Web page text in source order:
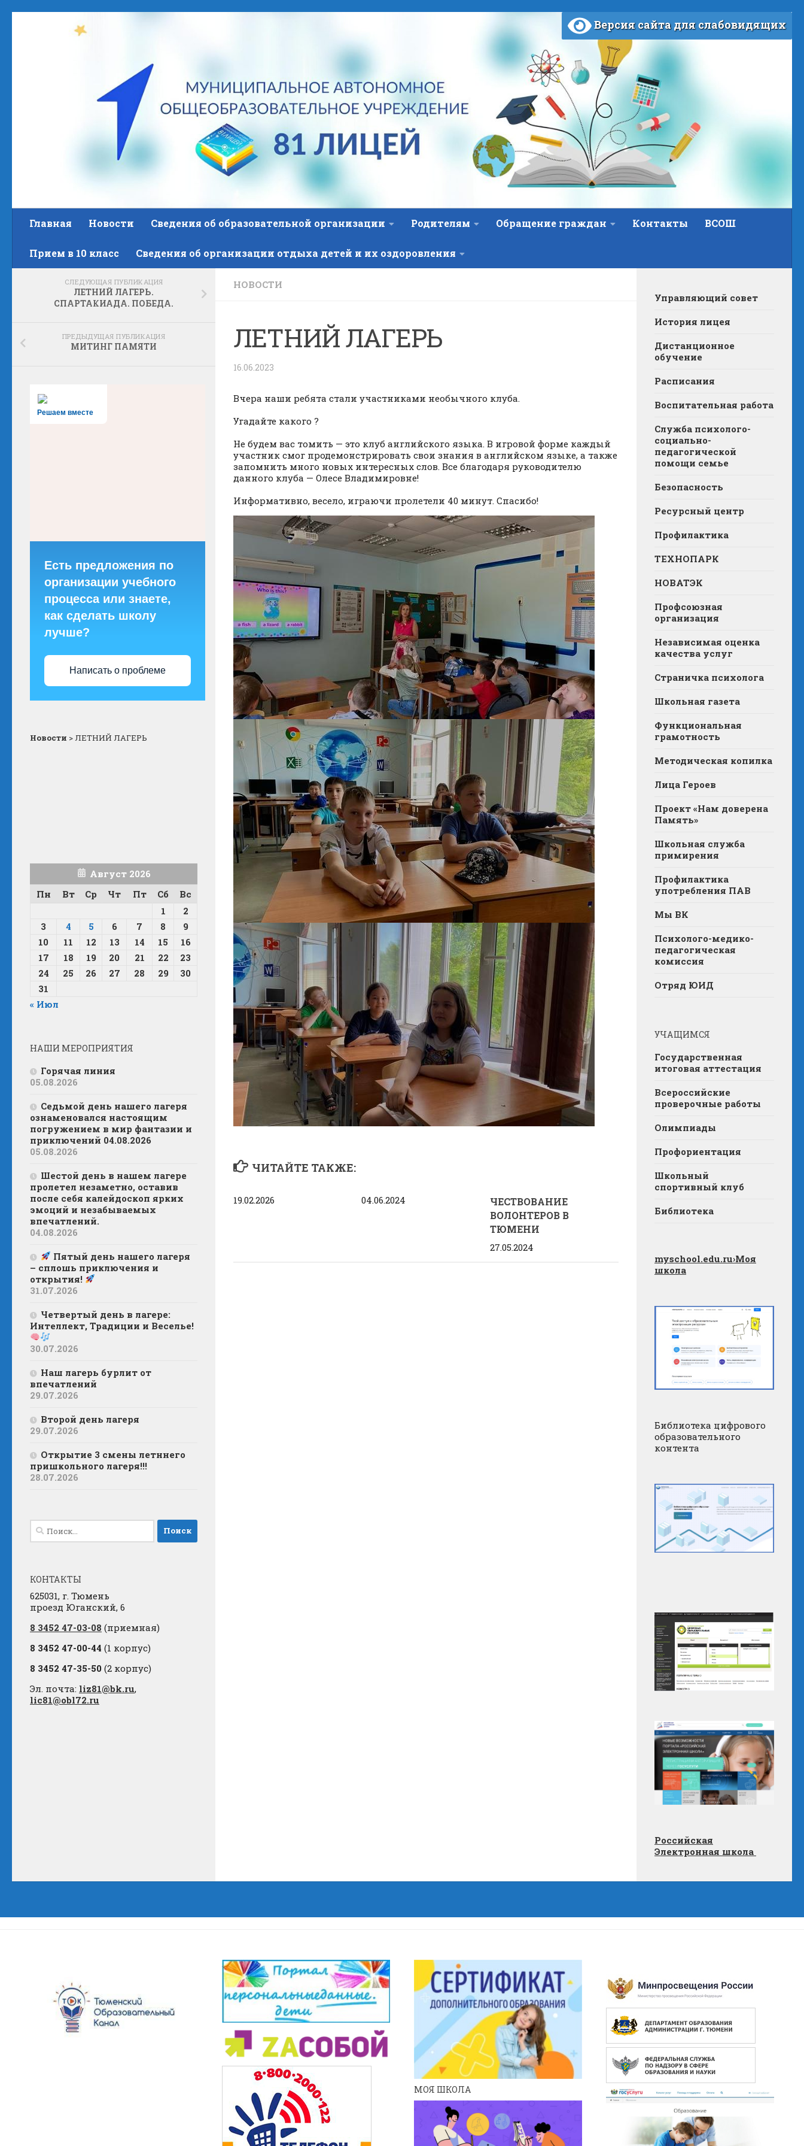
Версия сайта для слабовидящих
Главная Новости Сведения об образовательной организации Родителям Обращение граждан Контакты ВСОШ
Прием в 10 класс Сведения об организации отдыха детей и их оздоровления
НОВОСТИ
ЛЕТНИЙ ЛАГЕРЬ
16.06.2023
Вчера наши ребята стали участниками необычного клуба.
Угадайте какого ?
Не будем вас томить — это клуб английского языка. В игровой форме каждый
участник смог продемонстрировать свои знания в английском языке, а также
запомнить много новых интересных слов. Все благодаря руководителю
данного клуба — Олесе Владимировне!
Информативно, весело, играючи пролетели 40 минут. Спасибо!
ЧИТАЙТЕ ТАКЖЕ:
19.02.2026 04.06.2024
ЧЕСТВОВАНИЕ
ВОЛОНТЕРОВ В
ТЮМЕНИ
27.05.2024
СЛЕДУЮЩАЯ ПУБЛИКАЦИЯ
ЛЕТНИЙ ЛАГЕРЬ.
СПАРТАКИАДА. ПОБЕДА.
ПРЕДЫДУЩАЯ ПУБЛИКАЦИЯ
МИТИНГ ПАМЯТИ
Решаем вместе
Есть предложения по
организации учебного
процесса или знаете,
как сделать школу
лучше?
Написать о проблеме
Новости >ЛЕТНИЙ ЛАГЕРЬ
Август 2026
Пн
Вт Ср Чт Пт Сб
Вс
1
2
3
4 5 6 7 8
9
10
11 12 13 14 15
16
17
18 19 20 21 22
23
24
25 26 27 28 29
30
31
« Июл
НАШИ МЕРОПРИЯТИЯ
Горячая линия
05.08.2026
Седьмой день нашего лагеря
ознаменовался настоящим
погружением в мир фантазии и
приключений 04.08.2026
05.08.2026
Шестой день в нашем лагере
пролетел незаметно, оставив
после себя калейдоскоп ярких
эмоций и незабываемых
впечатлений.
04.08.2026
Пятый день нашего лагеря
– сплошь приключения и
открытия!
31.07.2026
Четвертый день в лагере:
Интеллект, Традиции и Веселье!
30.07.2026
Наш лагерь бурлит от
впечатлений
29.07.2026
Второй день лагеря
29.07.2026
Открытие 3 смены летннего
пришкольного лагеря!!!
28.07.2026
Найти:
КОНТАКТЫ
625031, г. Тюмень
проезд Юганский, 6
8 3452 47-03-08 (приемная)
8 3452 47-00-44 (1 корпус)
8 3452 47-35-50 (2 корпус)
Эл. почта: liz81@bk.ru,
lic81@obl72.ru
Управляющий совет
История лицея
Дистанционное
обучение
Расписания
Воспитательная работа
Служба психолого-
социально-
педагогической
помощи семье
Безопасность
Ресурсный центр
Профилактика
ТЕХНОПАРК
НОВАТЭК
Профсоюзная
организация
Независимая оценка
качества услуг
Страничка психолога
Школьная газета
Функциональная
грамотность
Методическая копилка
Лица Героев
Проект «Нам доверена
Память»
Школьная служба
примирения
Профилактика
употребления ПАВ
Мы ВК
Психолого-медико-
педагогическая
комиссия
Отряд ЮИД
УЧАЩИМСЯ
Государственная
итоговая аттестация
Всероссийские
проверочные работы
Олимпиады
Профориентация
Школьный
спортивный клуб
Библиотека
myschool.edu.ru›Моя
школа
Библиотека цифрового
образовательного
контента
Российская
Электронная школа
МОЯ ШКОЛА